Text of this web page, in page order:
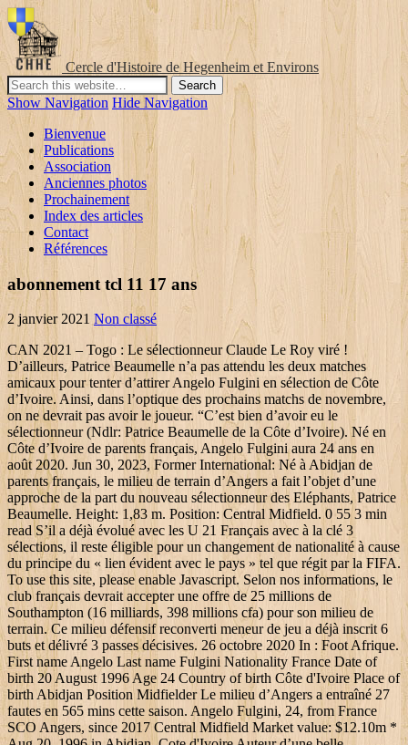
Cercle d'Histoire de Hegenheim et Environs
Show Navigation Hide Navigation
Bienvenue
Publications
Association
Anciennes photos
Prochainement
Index des articles
Contact
Références
abonnement tcl 11 17 ans
2 janvier 2021 Non classé
CAN 2021 – Togo : Le sélectionneur Claude Le Roy viré ! D’ailleurs, Patrice Beaumelle n’a pas attendu les deux matches amicaux pour tenter d’attirer Angelo Fulgini en sélection de Côte d’Ivoire. Ainsi, dans l’optique des prochains matchs de novembre, on ne devrait pas avoir le joueur. “C’est bien d’avoir eu le sélectionneur (Ndlr: Patrice Beaumelle de la Côte d’Ivoire). Né en Côte d’Ivoire de parents français, Angelo Fulgini aura 24 ans en août 2020. Jun 30, 2023, Former International: Né à Abidjan de parents français, le milieu de terrain d’Angers a fait l’objet d’une approche de la part du nouveau sélectionneur des Eléphants, Patrice Beaumelle. Height: 1,83 m. Position: Central Midfield. 0 55 3 min read S’il a déjà évolué avec les U 21 Français avec à la clé 3 sélections, il reste éligible pour un changement de nationalité à cause du principe du « lien évident avec le pays » tel que régit par la FIFA. To use this site, please enable Javascript. Selon nos informations, le club français devrait accepter une offre de 25 millions de Southampton (16 milliards, 398 millions cfa) pour son milieu de terrain. Ce milieu défensif reconverti meneur de jeu a déjà inscrit 6 buts et délivré 3 passes décisives. 26 octobre 2020 In : Foot Afrique. First name Angelo Last name Fulgini Nationality France Date of birth 20 August 1996 Age 24 Country of birth Côte d'Ivoire Place of birth Abidjan Position Midfielder Le milieu d’Angers a entraîné 27 fautes en 565 mins cette saison. Angelo Fulgini, 24, from France SCO Angers, since 2017 Central Midfield Market value: $12.10m * Aug 20, 1996 in Abidjan, Cote d'Ivoire Auteur d’une belle prestation avec un but contre Rennes en Ligue 1, Fulgini a répondu à la question au micro de Canal+ Sport International. D’ailleurs, Patrice Beaumelle n’a pas attendu les deux matches amicaux pour tenter d’attirer Angelo Fulgini en sélection de Côte d’Ivoire. Né à Abidjan de parents français, le milieu de terrain d’Angers a fait l’objet d’une approche de la part du nouveau sélect… Une victoire (1-0) qui permet à Angers de revenir à 2 longueurs de son adversaire du soir et s'empare de la 9è place. Et si Angelo Fulgini (23 ans) défendait les couleurs de la Côte d’Ivoire ? Angers : Angelo Fulgini sollicité par la Côte d’Ivoire ! Ibrahim Amadou a signé un doublé (45+1 et 60’), Stéphane Bahoken et Noah Fatar (87’) ont corsé l’addition pour Angers. Angelo Fulgini, né le 20 août 1996 à Abidjan, est un footballeur ivoirien d'origine italienne qui évolue au poste de milieu à Angers SCO. Quel est le nombre total de buts de Angelo Fulgini cette saison ? Angelo Fulgini a inscrit 6 buts toutes compétitions confondues avec Angers lors de la saison 2020/2021 en 24 rencontres jouées. Biographie En club Formation. Citizenship: France. € * 20 août 1996 à Abidjan, Côte d'Ivoire Contract expires: Jun 30, 2023. Date of birth/Age: Aug 20, 1996 (24) Place of birth: Abidjan. Conscient du problème, le sélectionneur des éléphants mise sur Angelo Fulgini, meneur de jeu de Angers SCO en Ligue 1 Française. AS de Saint-Paul-en-Forêt (2002-2003), FC Vidauban (2003-2005), SC Douai (2005-2007), Valenciennes FC (2007-2013). Dès sa prise de fonction, il avait son nom sur une liste de joueurs sur lesquels ils comptaient pour bâtir son groupe, mais le joueur d’Angers n’a pas répondu favorablement. Africa Top Sports est une plateforme AFRICA TOP, Les paris sportifs n'ont jamais été aussi pratiques et simples. Prénom Angelo Nom Fulgini Nationalité France Né le 20 août 1996 Age 24 Pays d'origine Côte d'Ivoire Né à Abidjan Position Milieu Taille 183 cm Poids 71 kg Abidjan, Position: Main position . Né en Côte d’Ivoire d’un père italien et d’une mère calédonienne, Angelo Fulgini est annoncé depuis plusieurs mois dans les petits papiers des Eléphants. Central Midfield, Contract expires: Angelo Fulgini, 24, from France SCO Angers, since 2017 Central Midfield Market value: €11.00m * Aug 20, 1996 in Abidjan, Cote d'Ivoire Natif d’Abidjan en Côte d’Ivoire, le milieu d’Angers Angelo Fulgini (23 ans) a été contacté par le sélectionneur Patrice Beaumelle. Angelo Fulgini, 24, de France SCO Angers, depuis 2017 Milieu central Valeur marchande: 11,00 mio. Africa Top Sports (Lome) Né en Côte d'Ivoire d'un père italien et d'une mère calédonienne, Angelo Fulgini est annoncé depuis plusieurs mois dans les petits papiers des Eléphants. Angelo Fulgini, 24, from France SCO Angers, since 2017 Central Midfield Market value: ₹916.52m * Aug 20, 1996 in Abidjan, Cote d'Ivoire € * 20 août 1996 à Abidjan, Côte d'Ivoire Angelo Fulgini - Profil du joueur 20/21 | Transfermarkt Il suffit de, Zambie : une date pour le début de la saison 2020-2021, Issouf Dayo ( RS BERKANE) couronné , Lassina Traoré ( AJAX ) recordman, Wolverhampton – West Ham : Prévisions et pari d’un expert, Everton – Crystal Palace : Prévisions et paris d’un expert, Newcastle – Tottenham : Prévisions et pari d’un expert, Aston Villa – Fulham : Prévisions et pari d’un expert, le défenseur Willy Boly qui vient d’obtenir le feu vert de la FIFA devrait bien figurer dans la sélection, Premier League / Everton – Crystal Palace : Jean-Philippe Gbamin sur le banc pour son retour, Real Madrid : Pour Achraf Hakimi, le Real Madrid a pris sa décision, Maroc : Critiqué parce qu’il ne fait pas de la place aux locaux, Halilhodzic répond…, Bénin-Sierra Leone : Déclarés positifs au Covid-19, les 5 écureuils testés négatifs dans leur club, [exclu] Aurelien Etame Ngombe « Je rêve d’une CAN, tout est possible», Tottenham : Aurier a tardé à faire son test Covid, Mourinho agacé, Match contre le Bénin, la Sierra Leone fait appel de la décision de la CAF, Elim Can 2021 : Pourquoi l’Algérie accuse l’arbitrage (vidéo). Aug 20, 1996 (24), Place of birth: Le joueur de 23 ans, binational, né en Côte d'Ivoire de parents français, a déjà évolué en sélection junior avec la sélection française. Et si Angelo Fulgini (23 ans) défendait les couleurs de la Côte d’Ivoire ? Angelo Fulgini, 24, from France SCO Angers, since 2017 Central Midfield Market value: 11,00 m € * Aug 20, 1996 in Abidjan, Cote d'Ivoire Angelo Fulgini a ouvert le score (31’) pour les Angévins en signant sa 3è réalisation dans cette compétition et la 8è en 28 rencontres toutes compétitions confondues. Depuis la retraite prématurée de Yaya Touré, 4 fois Ballons d’Or Africain, les éléphants de Côte d’Ivoire cherchent un meneur de jeu. Un autre élément figure sur les tablettes de la FIF : Angelo Fulgini (24 ans). Angelo Fulgini, 24, from France SCO Angers, since 2017 Central Midfield Market value: ₹916.52m * Aug 20, 1996 in Abidjan, Cote d'Ivoire Biographie En club Formation. Ce week-end, le milieu de terrain s’est prononcé sur la question. Un autre élément figure sur les tablettes de la FIF : Angelo Fulgini (24 ans). Angelo Fulgini hésite à rejoindre les Éléphants. Sierra Leone – Bénin : La décision finale de la CAF, enfin connue . Le milieu de terrain français né en Côte d’Ivoire… 26 octobre 2020 In : Foot Afrique. Ce week-end, le milieu de terrain s’est prononcé sur la question. Côte d’Ivoire : Boly autorisé, Fulgini espéré. C’est le dilemme pour Angelo Fulgini. D’ailleurs, Patrice Beaumelle n’a pas attendu les deux matches amicaux pour tenter d’attirer Angelo Fulgini en sélection de Côte d’Ivoire. Angelo Fulgini - Angers SCO, Angers SCO II, Valenciennes FC, Valenciennes FC (CFA) Le porteur du célèbre maillot n°10 des Angevins. Maintenant c’est un choix difficile parce qu’il faut encore réfléchir. Un autre élément figure sur les tablettes de la FIF : Angelo Fulgini (24 ans). ⬇️ Né en Côte d'Ivoire d'un père italien et d'une mère calédonienne, Angelo Fulgini est annoncé depuis plusieurs mois dans les petits papiers des éléphants 0 55 3 min read Né à Abidjan de parents français, le milieu de terrain d’Angers a fait l’objet d’une approche de la part du nouveau sélectionneur des Eléphants, Patrice Beaumelle. Né en Côte d’Ivoire d’un père italien et d’une mère calédonienne, Angelo Fulgini est annoncé depuis plusieurs mois dans les petits papiers des Eléphants. Un autre élément figure sur les tablettes de la FIF : Angelo Fulgini (24 ans). Fulgini enregistre pour sa part un 5è but cette saison pour 2 passes décisives. Angelo Fulgini représente les couleurs de sa sélection nationale, le France U23. Né en Côte d’Ivoire d’un père italien et d’une mère calédonienne, Angelo Fulgini est annoncé depuis plusieurs mois dans les petits papiers des Eléphants. Agent: Reagen & … L'équipe de la rédaction d'Africa Top Sports. Et si Angelo Fulgini (23 ans) défendait les couleurs de la Côte d’Ivoire ? Date of birth/Age: Par ailleurs, d’après le journaliste Philipe Doucet la chaine française, Fulgini correspondrait bien au profil recherché par Beaumelle au milieu de terrain des Eléphants. Angelo Fulgini réalise une bonne saison à Angers SCO. Angelo Last name Fulgini Nationality France Date of birth 20 August 1996 Age 24 Country of birth Côte d'Ivoire Place of birth Abidjan Position Midfielder Height 183 cm Weight 71 kg Foot Right Angelo Fulgini passe sa jeunesse dans le sud de la France avant de déménager dans le nord pour des raisons familiales [1].Il se fait remarquer lorsqu'il portait les couleurs du SC Douai.Techniquement au-dessus de ses coéquipiers, il se fait vite remarquer par les grands clubs régionaux que sont Lens, Lille et Valenciennes, qu'il choisit de rejoindre en 2007. Le joueur est à sa 5e saison à Angers où il a inscrit 2 buts en 8 matches pour la saison 2020-2021. A Angers, l’on se prépare à vivre un départ d’Angelo Fulgini. Auteur d’une belle prestation avec un but contre Rennes en Ligue 1, Fulgini a répondu à la question au micro de Canal+ Sport International. En effet, le milieu de terrain d’Angers qui a été approché par le nouveau sélectionneur de la Côte d’Ivoire, Patrice Beaumelle, hés